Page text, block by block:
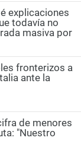
explicaciones
todavía no
masiva por
fronterizos a
ante la
de menores
"Nuestro